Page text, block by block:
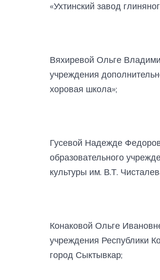
«Ухтинский завод
Вяхиревой Ольге
учреждения
хоровая школа»;
Гусевой Надежде
образовательного
культуры им. В.Т.
Конаковой Ольге
учреждения Республики
город Сыктывкар;